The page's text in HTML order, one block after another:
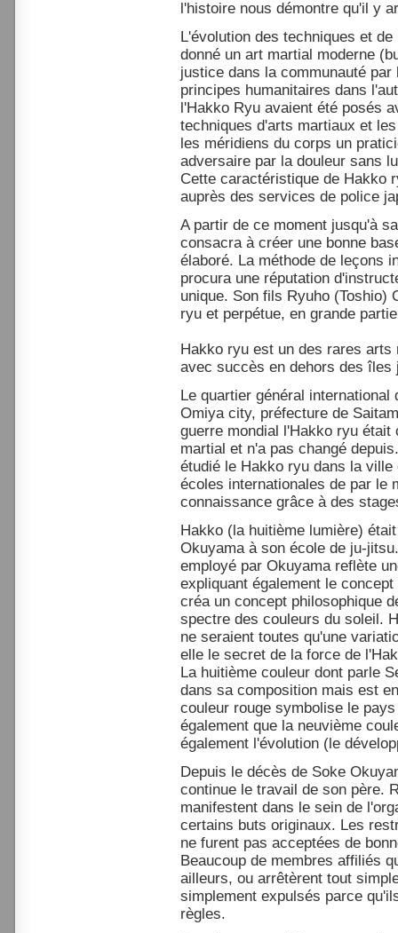
l'histoire nous démontre qu'il y
L'évolution des techniques et
donné un art martial moderne
justice dans la communauté
principes humanitaires dans
l'Hakko Ryu avaient été posés
techniques d'arts martiaux et
les méridiens du corps un
adversaire par la douleur sans
Cette caractéristique de Hakko
auprès des services de police
A partir de ce moment jusqu'à
consacra à créer une bonne
élaboré. La méthode de leçons
procura une réputation
unique. Son fils Ryuho (Toshio)
ryu et perpétue, en grande
Hakko ryu est un des rares
avec succès en dehors des îles
Le quartier général
Omiya city, préfecture de
guerre mondial l'Hakko ryu était
martial et n'a pas changé
étudié le Hakko ryu dans la
écoles internationales de par le
connaissance grâce à des
Hakko (la huitième lumière)
Okuyama à son école de ju-
employé par Okuyama reflète
expliquant également le
créa un concept philosophique
spectre des couleurs du soleil.
ne seraient toutes qu'une
elle le secret de la force de
La huitième couleur dont parle
dans sa composition mais est
couleur rouge symbolise le
également que la neuvième
également l'évolution (le
Depuis le décès de Soke
continue le travail de son père.
manifestent dans le sein de
certains buts originaux. Les
ne furent pas acceptées de
Beaucoup de membres affiliés
ailleurs, ou arrêtèrent tout
simplement expulsés parce
règles.